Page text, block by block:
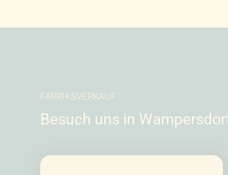
Die
Produktseite
gewählt
werden
FABRIKSVERKAUF
Besuch uns in